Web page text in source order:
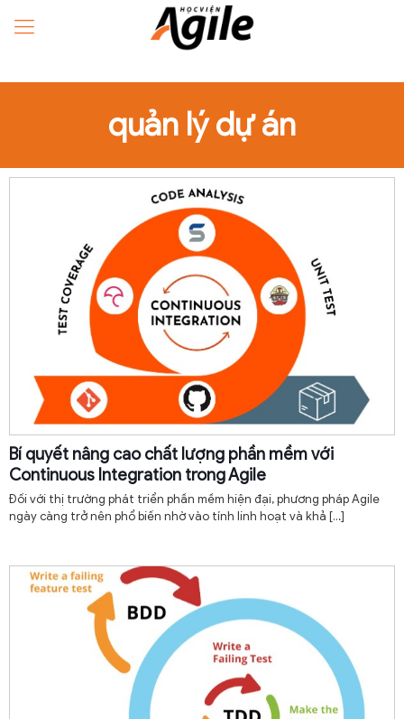
quản lý dự án
Bí quyết nâng cao chất lượng phần mềm với
Continuous Integration trong Agile
Đối với thị trường phát triển phần mềm hiện đại, phương pháp Agile
ngày càng trở nên phổ biến nhờ vào tính linh hoạt và khả […]